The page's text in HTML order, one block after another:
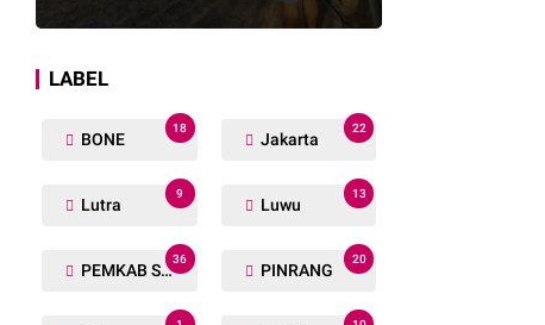
LABEL
BONE
18
Jakarta
22
Lutra
9
Luwu
13
PEMKAB SOPPENG
36
PINRANG
20